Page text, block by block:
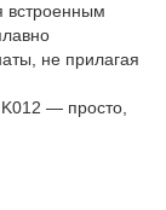
встроенным
не прилагая
— просто,